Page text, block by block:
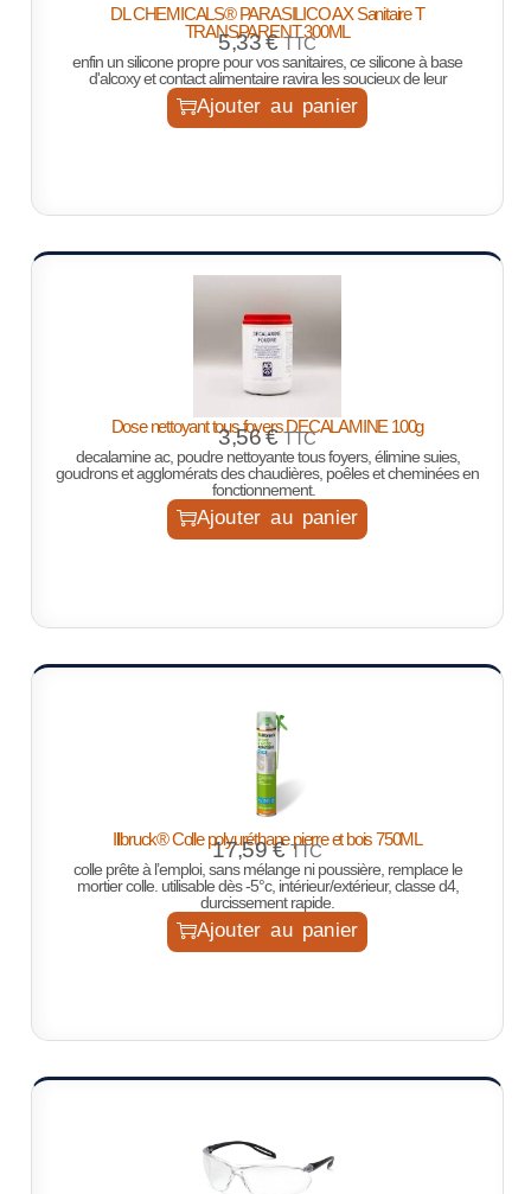
DL CHEMICALS® PARASILICO AX Sanitaire T
TRANSPARENT 300ML
5,33€ TTC
enfin un silicone propre pour vos sanitaires, ce silicone à base
d'alcoxy et contact alimentaire ravira les soucieux de leur
Ajouter au panier
Dose nettoyant tous foyers DECALAMINE 100g
3,56€ TTC
decalamine ac, poudre nettoyante tous foyers, élimine suies,
goudrons et agglomérats des chaudières, poêles et cheminées en
fonctionnement.
Ajouter au panier
Illbruck® Colle polyuréthane pierre et bois 750ML
17,59€ TTC
colle prête à l’emploi, sans mélange ni poussière, remplace le
mortier colle. utilisable dès -5°c, intérieur/extérieur, classe d4,
durcissement rapide.
Ajouter au panier